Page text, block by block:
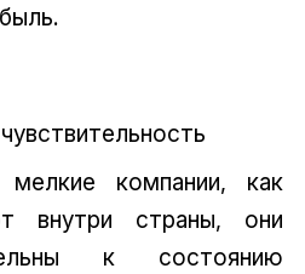
компании, как
внутри страны, они
к состоянию